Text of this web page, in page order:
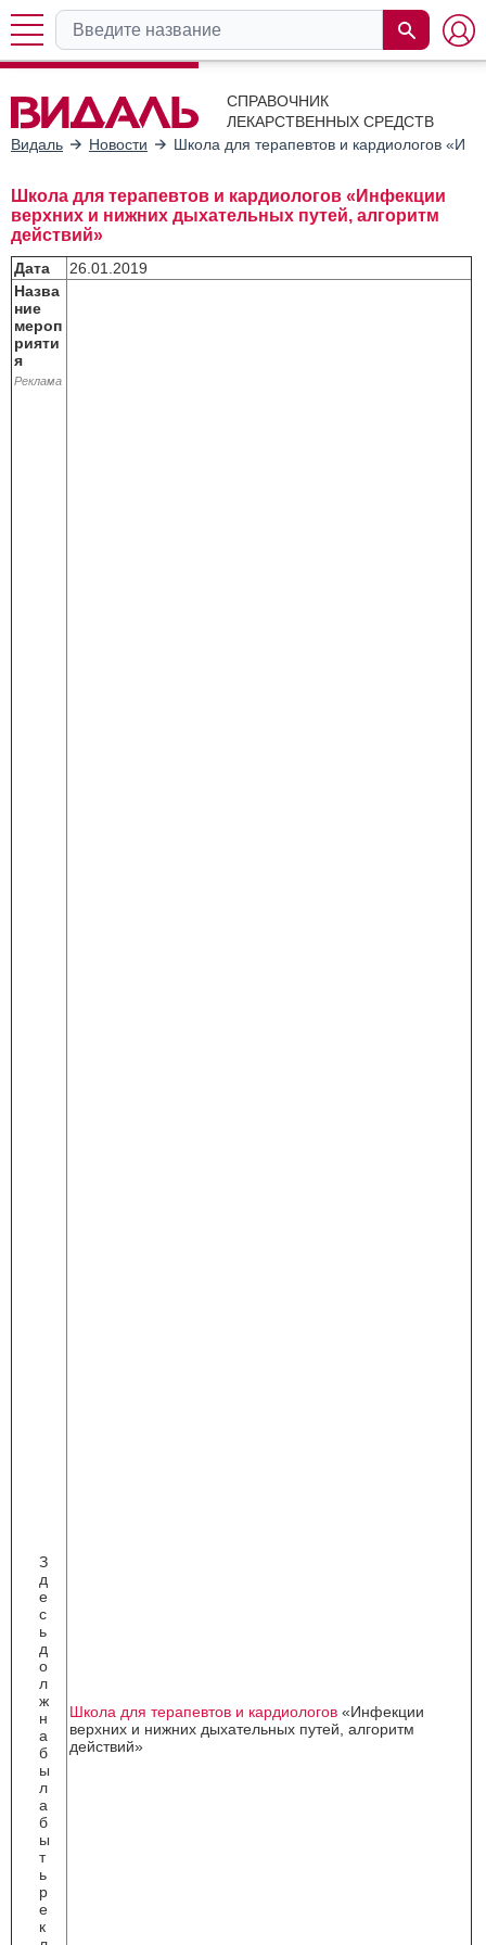
СПРАВОЧНИК
ЛЕКАРСТВЕННЫХ СРЕДСТВ
Видаль
Новости Школа для терапевтов и кардиологов
Школа для терапевтов и кардиологов «Инфекции
верхних и нижних дыхательных путей, алгоритм
действий»
Дата
26.01.2019
Назва
ние
мероп
рияти
я
Реклама
З
д
е
с
ь
д
о
л
ж
н
а
б
ы
л
а
б
ы
т
ь
р
е
к
Школа для терапевтов и кардиологов «Инфекции
верхних и нижних дыхательных путей, алгоритм
действий»